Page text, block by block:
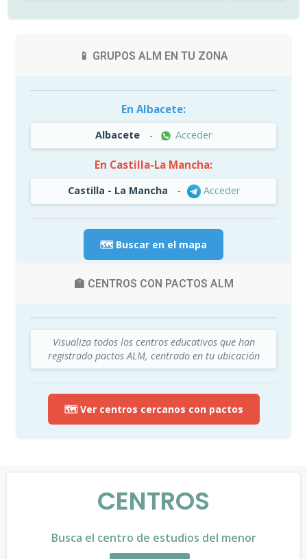
📱 GRUPOS ALM EN TU ZONA
En Albacete:
Albacete - Acceder
En Castilla-La Mancha:
Castilla - La Mancha - Acceder
🗺️ Buscar en el mapa
🏫 CENTROS CON PACTOS ALM
Visualiza todos los centros educativos que han
registrado pactos ALM, centrado en tu ubicación
🗺️ Ver centros cercanos con pactos
CENTROS
Busca el centro de estudios del menor